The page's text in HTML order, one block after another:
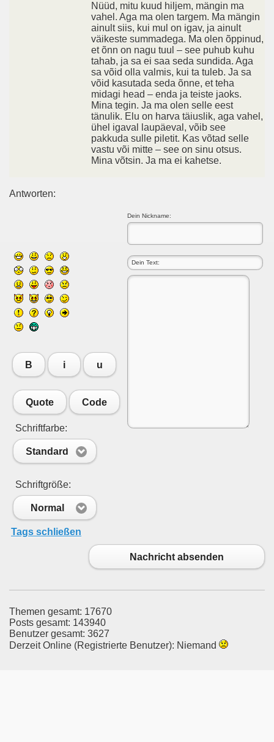
Nüüd, mitu kuud hiljem, mängin ma
vahel. Aga ma olen targem. Ma mängin
ainult siis, kui mul on igav, ja ainult
väikeste summadega. Ma olen õppinud,
et õnn on nagu tuul – see puhub kuhu
tahab, ja sa ei saa seda sundida. Aga
sa võid olla valmis, kui ta tuleb. Ja sa
võid kasutada seda õnne, et teha
midagi head – enda ja teiste jaoks.
Mina tegin. Ja ma olen selle eest
tänulik. Elu on harva täiuslik, aga vahel,
ühel igaval laupäeval, võib see
pakkuda sulle piletit. Kas võtad selle
vastu või mitte – see on sinu otsus.
Mina võtsin. Ja ma ei kahetse.
Antworten:
Dein Nickname:
B i u
Quote Code
Schriftfarbe:
Standard
Schriftgröße:
Normal
Tags schließen
Nachricht absenden
Themen gesamt: 17670
Posts gesamt: 143940
Benutzer gesamt: 3627
Derzeit Online (Registrierte Benutzer): Niemand